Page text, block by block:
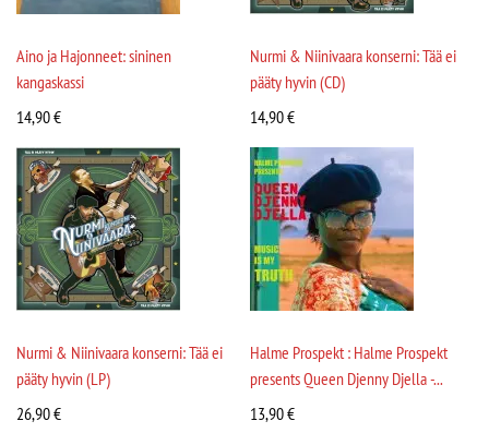
Aino ja Hajonneet: sininen
kangaskassi
14,90€
Nurmi & Niinivaara konserni: Tää ei
pääty hyvin (CD)
14,90€
Nurmi & Niinivaara konserni: Tää ei
pääty hyvin (LP)
26,90€
Halme Prospekt : Halme Prospekt
presents Queen Djenny Djella -...
13,90€